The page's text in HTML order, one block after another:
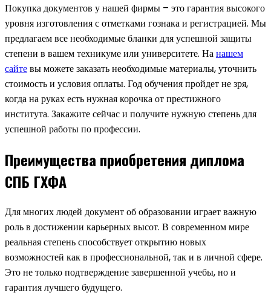
Покупка документов у нашей фирмы – это гарантия высокого
уровня изготовления с отметками гознака и регистрацией. Мы
предлагаем все необходимые бланки для успешной защиты
степени в вашем техникуме или университете. Нанашем
сайтевы можете заказать необходимые материалы, уточнить
стоимость и условия оплаты. Год обучения пройдет не зря,
когда на руках есть нужная корочка от престижного
института. Закажите сейчас и получите нужную степень для
успешной работы по профессии.
Преимущества приобретения диплома
СПБ ГХФА
Для многих людей документ об образовании играет важную
роль в достижении карьерных высот. В современном мире
реальная степень способствует открытию новых
возможностей как в профессиональной, так и в личной сфере.
Это не только подтверждение завершенной учебы, но и
гарантия лучшего будущего.